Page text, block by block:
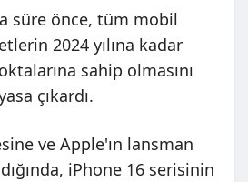
süre önce, tüm mobil
2024 yılına kadar
sahip olmasını
çıkardı.
ve Apple'ın lansman
iPhone 16 serisinin